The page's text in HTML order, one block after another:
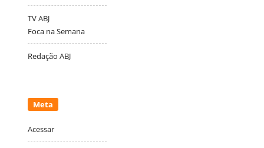
TV ABJ
Foca na Semana
Redação ABJ
Meta
Acessar